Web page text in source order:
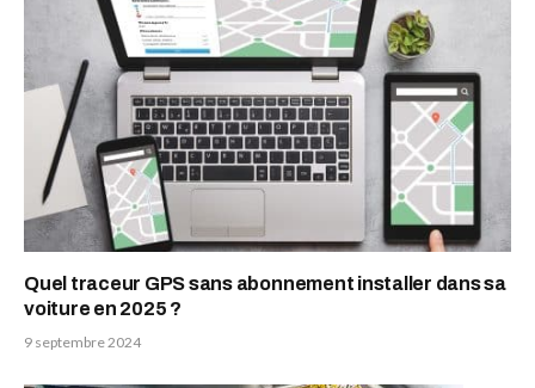
Quel traceur GPS sans abonnement installer dans sa
voiture en 2025 ?
9 septembre 2024